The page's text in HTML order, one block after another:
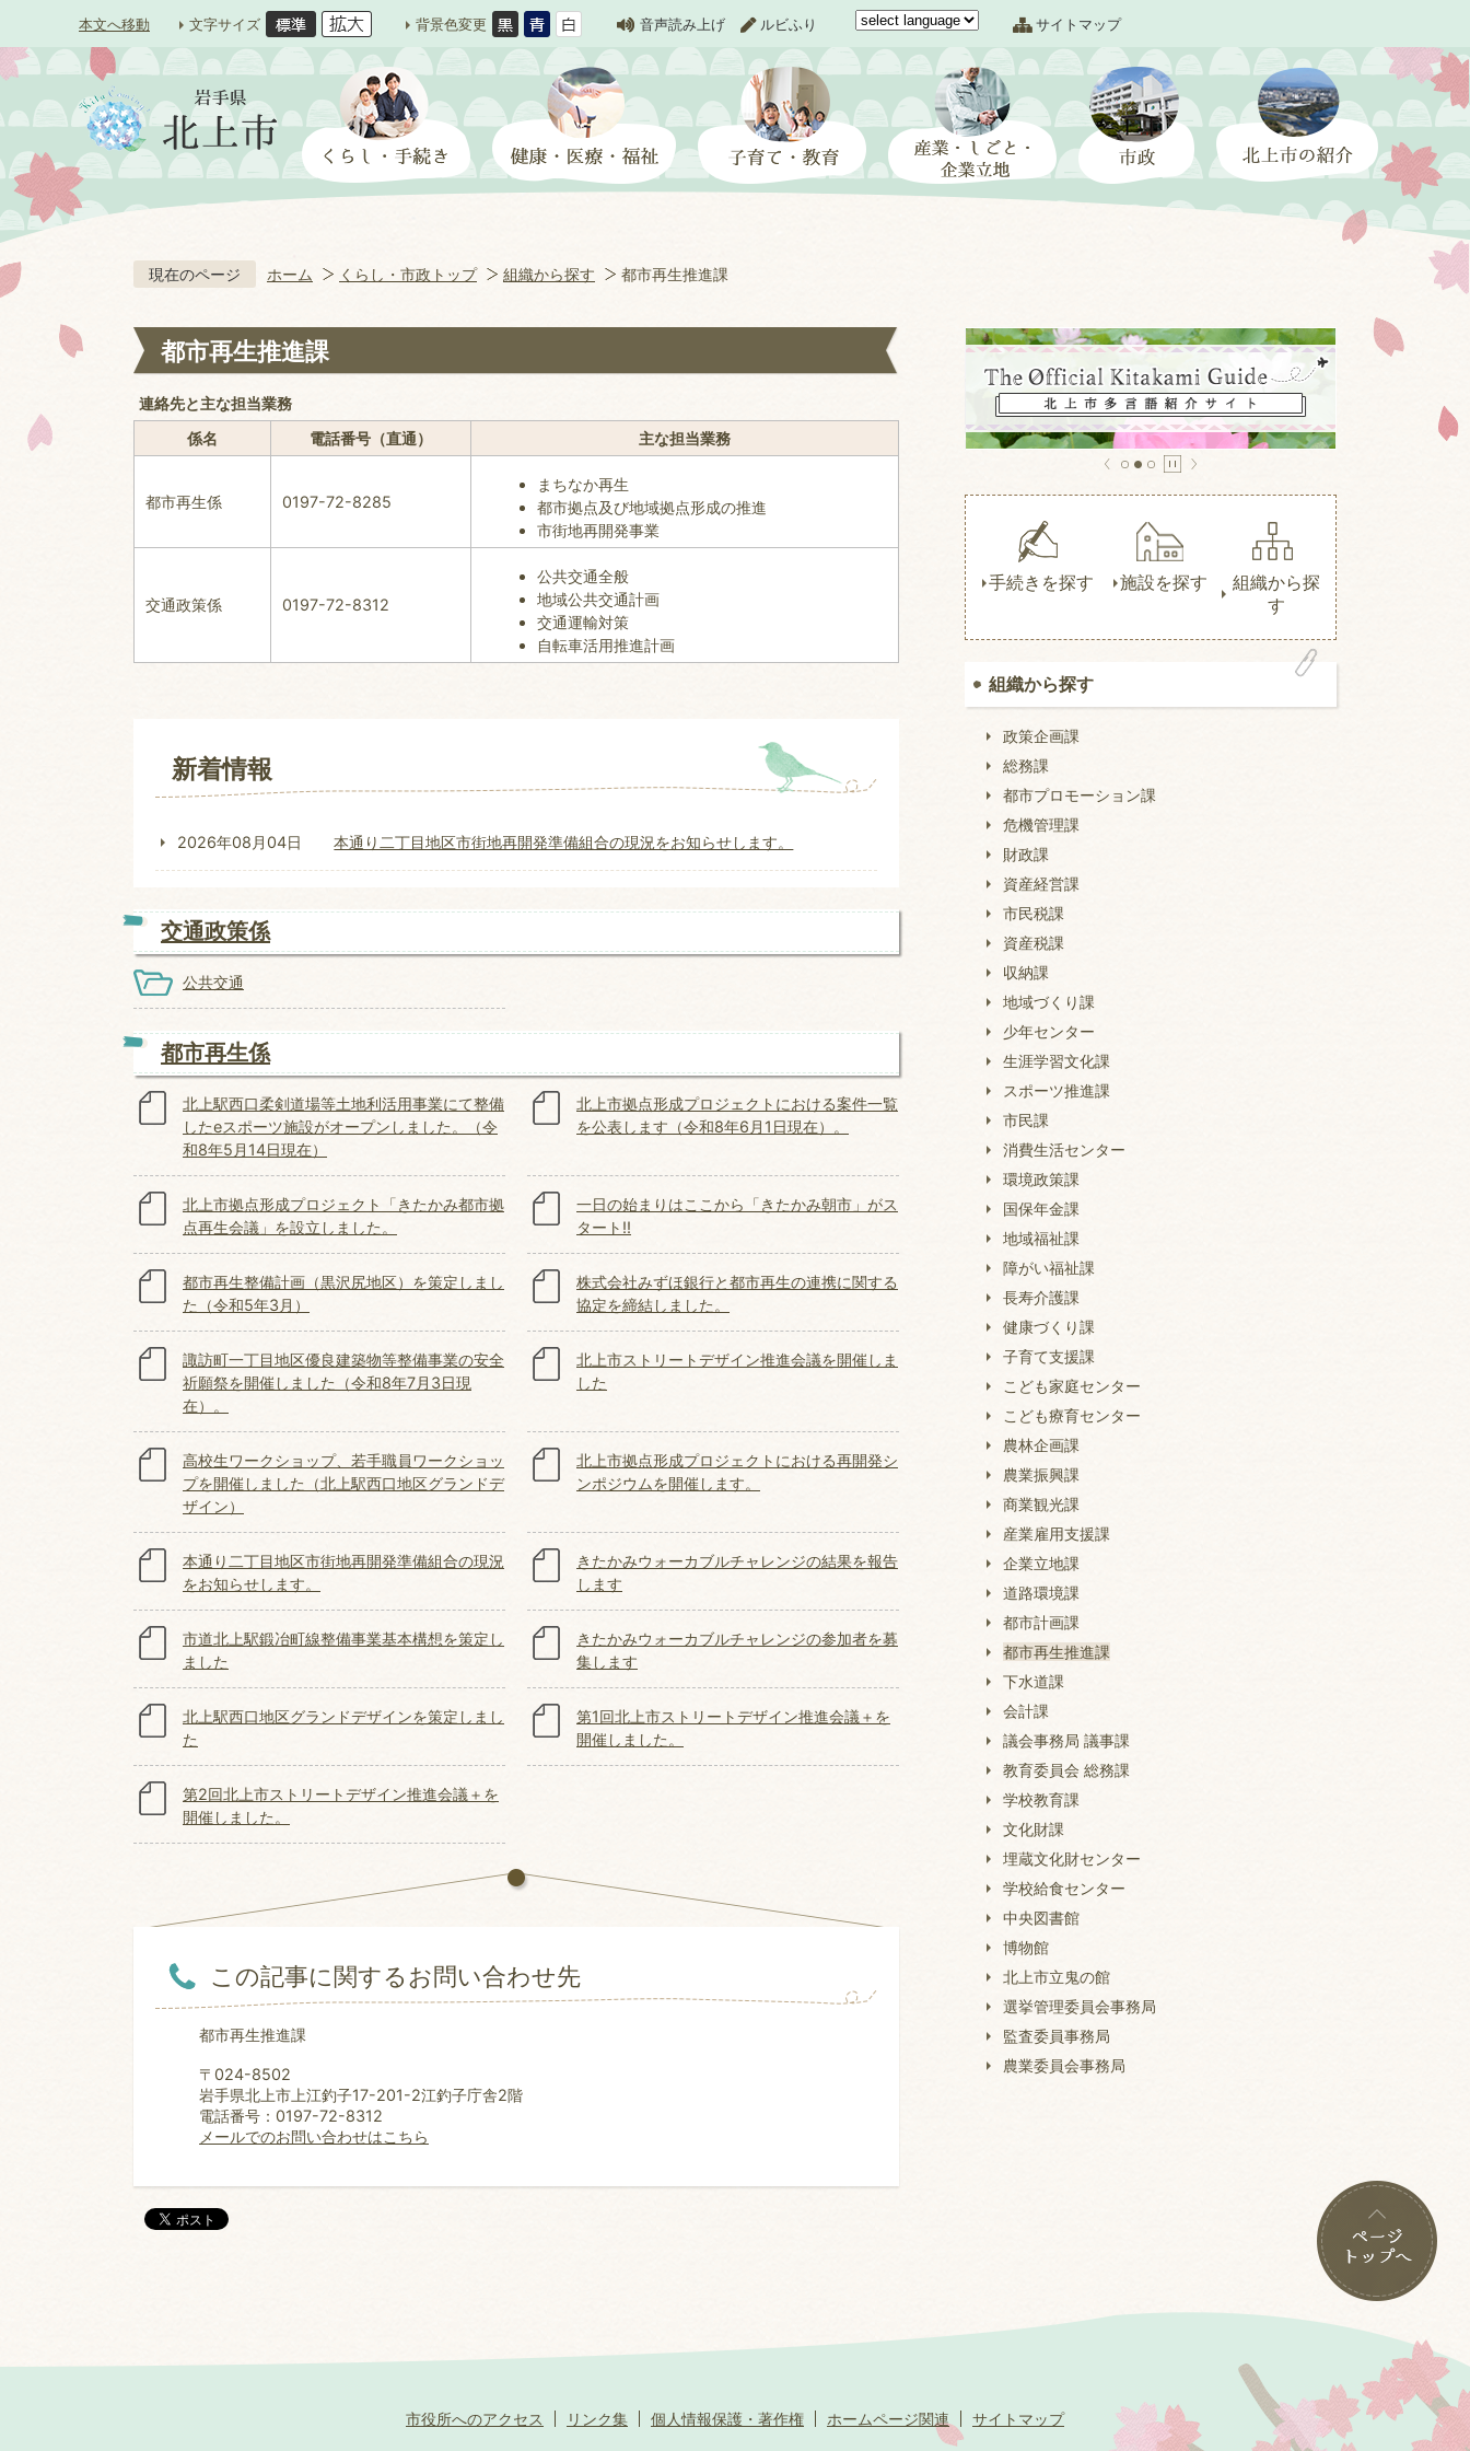
本文へ移動 文字サイズ 背景色変更 音声読み上げ ルビふり サイトマップ
現在のページ ホーム くらし・市政トップ 組織から探す 都市再生推進課
都市再生推進課
連絡先と主な担当業務
係名
電話番号（直通） 主な担当業務
都市再生係 0197-72-8285
まちなか再生
都市拠点及び地域拠点形成の推進
市街地再開発事業
交通政策係 0197-72-8312
公共交通全般
地域公共交通計画
交通運輸対策
自転車活用推進計画
新着情報
2026年08月04日 本通り二丁目地区市街地再開発準備組合の現況をお知らせします。
交通政策係
公共交通
都市再生係
北上駅西口柔剣道場等土地利活用事業にて整備
したeスポーツ施設がオープンしました。（令
和8年5月14日現在）
北上市拠点形成プロジェクトにおける案件一覧
を公表します（令和8年6月1日現在）。
北上市拠点形成プロジェクト「きたかみ都市拠
点再生会議」を設立しました。
一日の始まりはここから「きたかみ朝市」がス
タート!!
都市再生整備計画（黒沢尻地区）を策定しまし
た（令和5年3月）
株式会社みずほ銀行と都市再生の連携に関する
協定を締結しました。
諏訪町一丁目地区優良建築物等整備事業の安全
祈願祭を開催しました（令和8年7月3日現
在）。
北上市ストリートデザイン推進会議を開催しま
した
高校生ワークショップ、若手職員ワークショッ
プを開催しました（北上駅西口地区グランドデ
ザイン）
北上市拠点形成プロジェクトにおける再開発シ
ンポジウムを開催します。
本通り二丁目地区市街地再開発準備組合の現況
をお知らせします。
きたかみウォーカブルチャレンジの結果を報告
します
市道北上駅鍛冶町線整備事業基本構想を策定し
ました
きたかみウォーカブルチャレンジの参加者を募
集します
北上駅西口地区グランドデザインを策定しまし
た
第1回北上市ストリートデザイン推進会議＋を
開催しました。
第2回北上市ストリートデザイン推進会議＋を
開催しました。
この記事に関するお問い合わせ先
都市再生推進課
〒024-8502
岩手県北上市上江釣子17-201-2江釣子庁舎2階
電話番号：0197-72-8312
メールでのお問い合わせはこちら
手続きを探す 施設を探す
組織から探
す
組織から探す
政策企画課
総務課
都市プロモーション課
危機管理課
財政課
資産経営課
市民税課
資産税課
収納課
地域づくり課
少年センター
生涯学習文化課
スポーツ推進課
市民課
消費生活センター
環境政策課
国保年金課
地域福祉課
障がい福祉課
長寿介護課
健康づくり課
子育て支援課
こども家庭センター
こども療育センター
農林企画課
農業振興課
商業観光課
産業雇用支援課
企業立地課
道路環境課
都市計画課
都市再生推進課
下水道課
会計課
議会事務局 議事課
教育委員会 総務課
学校教育課
文化財課
埋蔵文化財センター
学校給食センター
中央図書館
博物館
北上市立鬼の館
選挙管理委員会事務局
監査委員事務局
農業委員会事務局
市役所へのアクセス リンク集 個人情報保護・著作権 ホームページ関連 サイトマップ